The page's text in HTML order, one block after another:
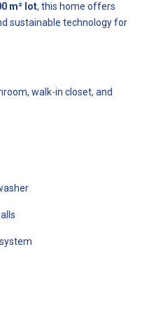
m² lot, this home offers
sustainable technology for
walk-in closet, and